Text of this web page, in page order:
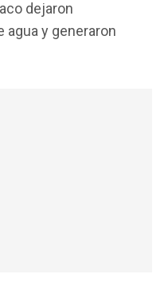
dejaron
y generaron